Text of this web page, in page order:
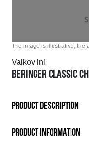
The image is illustrative, the
Valkoviini
BERINGER CLASSIC
PRODUCT DESCRIPTION
PRODUCT INFORMATION